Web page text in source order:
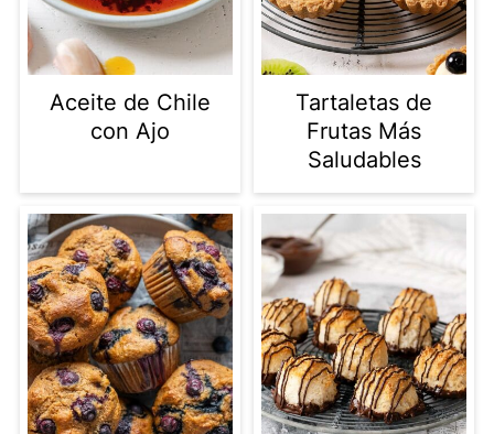
Aceite de Chile
con Ajo
Tartaletas de
Frutas Más
Saludables